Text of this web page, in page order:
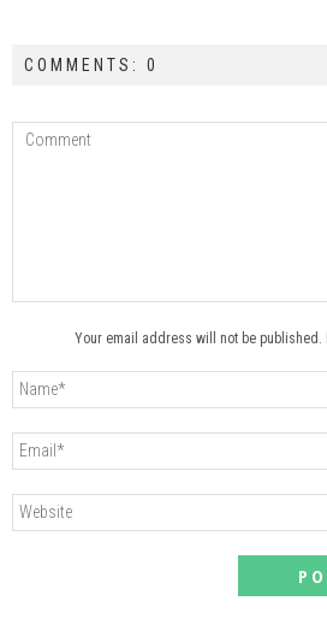
COMMENTS: 0
Your email address will not be